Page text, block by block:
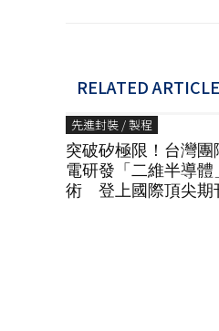
RELATED
先進封裝 / 製程
突破矽極限！台灣團
電研發「二維半導體
術 登上國際頂尖期